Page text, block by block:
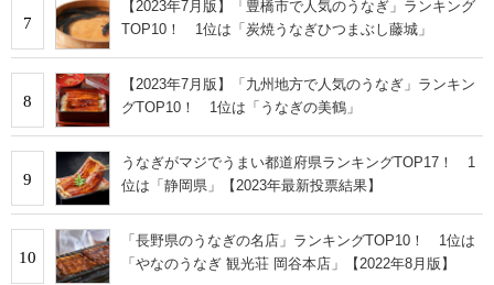
7
【2023年7月版】「豊橋市で人気のうなぎ」ランキング
TOP10！ 1位は「炭焼うなぎひつまぶし藤城」
8
【2023年7月版】「九州地方で人気のうなぎ」ランキン
グTOP10！ 1位は「うなぎの美鶴」
9
うなぎがマジでうまい都道府県ランキングTOP17！ 1
位は「静岡県」【2023年最新投票結果】
10
「長野県のうなぎの名店」ランキングTOP10！ 1位は
「やなのうなぎ 観光荘 岡谷本店」【2022年8月版】